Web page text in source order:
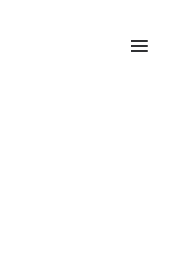
bydgoszcz
bydgoszcz